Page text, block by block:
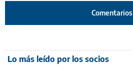
Comentarios
Lo más leído por los socios